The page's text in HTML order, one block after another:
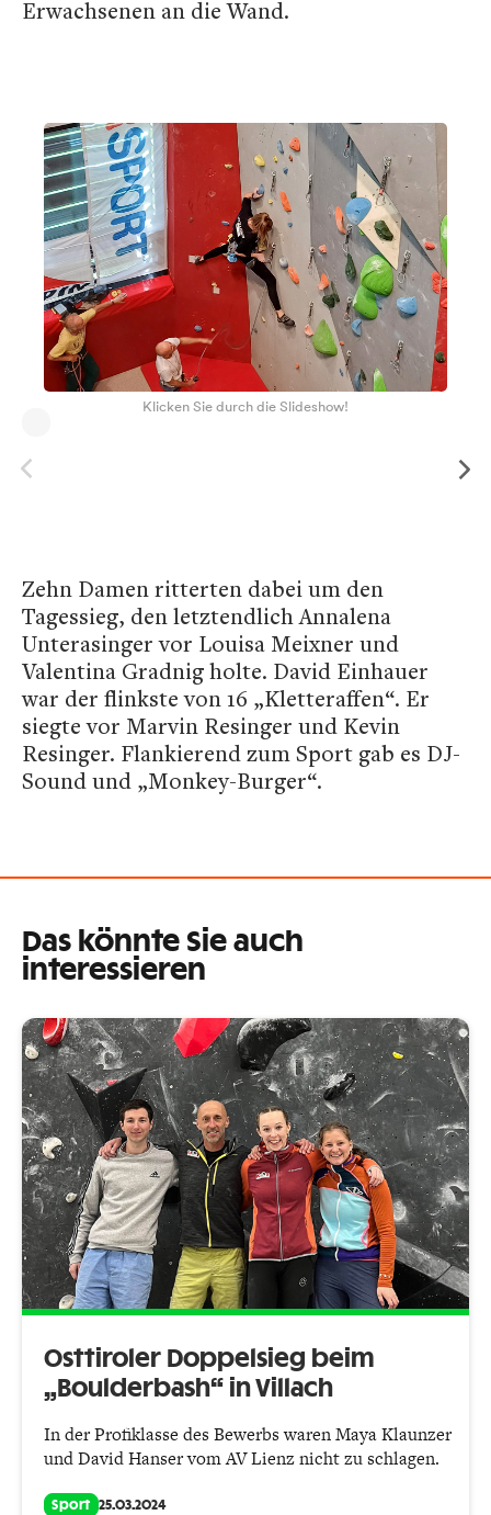
Erwachsenen an die Wand.
Klicken Sie durch die Slideshow!
Zehn Damen ritterten dabei um den
Tagessieg, den letztendlich Annalena
Unterasinger vor Louisa Meixner und
Valentina Gradnig holte. David Einhauer
war der flinkste von 16 „Kletteraffen“. Er
siegte vor Marvin Resinger und Kevin
Resinger. Flankierend zum Sport gab es DJ-
Sound und „Monkey-Burger“.
Das könnte Sie auch
interessieren
Osttiroler Doppelsieg beim
„Boulderbash“ in Villach
In der Profiklasse des Bewerbs waren Maya Klaunzer
und David Hanser vom AV Lienz nicht zu schlagen.
Sport 25.03.2024